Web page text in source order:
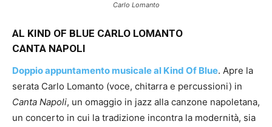
Carlo Lomanto
AL KIND OF BLUE CARLO LOMANTO
CANTA NAPOLI
Doppio appuntamento musicale al Kind Of Blue. Apre la
serata Carlo Lomanto (voce, chitarra e percussioni) in
Canta Napoli, un omaggio in jazz alla canzone napoletana,
un concerto in cui la tradizione incontra la modernità, sia